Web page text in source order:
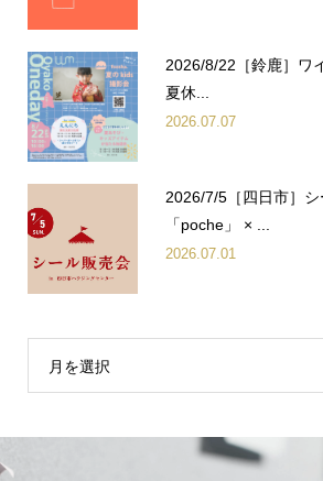
2026/8/22［鈴鹿］ワ
夏休...
2026.07.07
2026/7/5［四日市］
「poche」 × ...
2026.07.01
月を選択